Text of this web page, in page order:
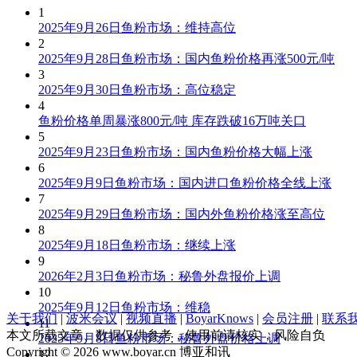
1
2025年9月26日鱼粉市场：维持高位
2
2025年9月28日鱼粉市场：国内鱼粉价格再涨500元/吨
3
2025年9月30日鱼粉市场：高位稳定
4
鱼粉价格单周暴涨800元/吨 库存跌破16万吨关口
5
2025年9月23日鱼粉市场：国内鱼粉价格大幅上涨
6
2025年9月9日鱼粉市场：国内进口鱼粉价格全线上涨
7
2025年9月29日鱼粉市场：国内外鱼粉价格涨至高位
8
2025年9月18日鱼粉市场：继续上涨
9
2026年2月3日鱼粉市场：秘鲁外盘报价上调
10
2025年9月12日鱼粉市场：维稳
11
2025年9月8日鱼粉市场：秘鲁外盘价格上调
12
关于我们 | 波米会议 | 视频直播 | BoyarKnows | 会员注册 | 联系
本文所载文章、数据仅供参考，使用前请核实，风险自负
Copyright © 2026 www.boyar.cn 博亚和讯